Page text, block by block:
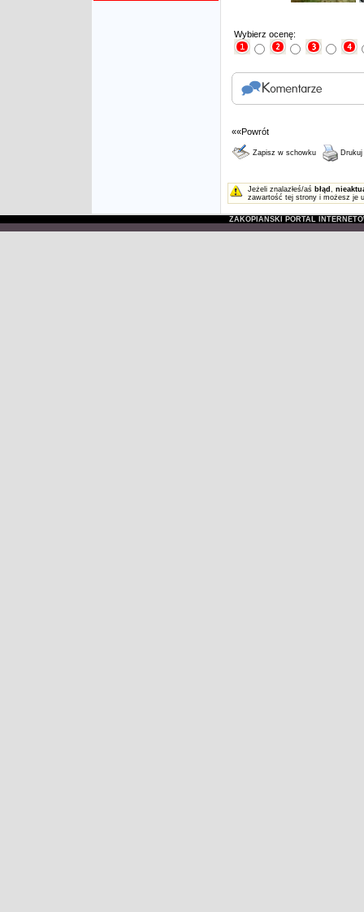
Wybierz ocenę:
««Powrót
Zapisz w schowku Drukuj
Jeżeli znalazłeś/aś błąd ,
zawartość tej strony i możesz je
ZAKOPIAŃSKI PORTAL